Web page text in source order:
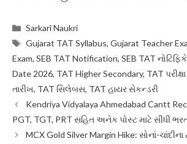
Categories
Sarkari Naukri
Tags
Gujarat TAT Syllabus,Gujarat Teacher
Exam, SEB TAT Notification, SEB TAT
Date 2026, TAT Higher Secondary, TAT
તારીખ, TAT સિલેબસ, TAT હાયર સેકન્ડરી
Kendriya Vidyalaya Ahmedabad Cantt
PGT, TGT, PRT સહિત અનેક પોસ્ટ માટે સીધી
MCX Gold Silver Margin Hike: સોનાં-